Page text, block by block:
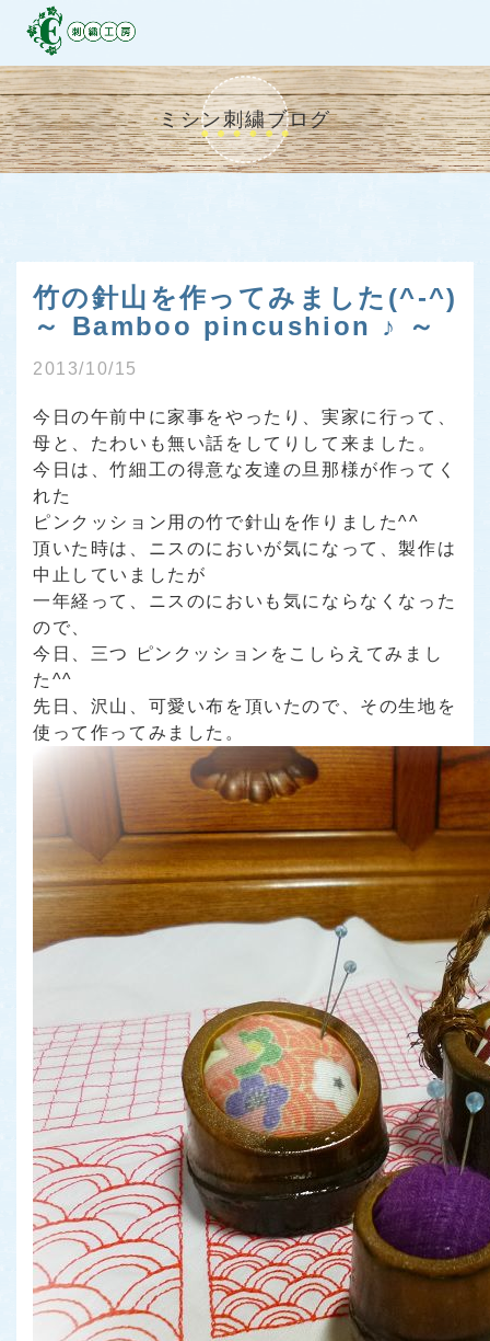
ミシン刺繍ブログ
竹の針山を作ってみました(^-^)
～ Bamboo pincushion ♪ ～
2013/10/15
今日の午前中に家事をやったり、実家に行って、
母と、たわいも無い話をしてりして来ました。
今日は、竹細工の得意な友達の旦那様が作ってく
れた
ピンクッション用の竹で針山を作りました^^
頂いた時は、ニスのにおいが気になって、製作は
中止していましたが
一年経って、ニスのにおいも気にならなくなった
ので、
今日、三つ ピンクッションをこしらえてみまし
た^^
先日、沢山、可愛い布を頂いたので、その生地を
使って作ってみました。